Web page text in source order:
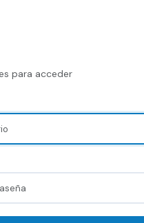
para acceder